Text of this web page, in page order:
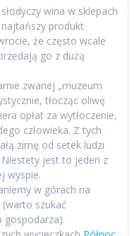
wina w sklepach
produkt
że często wcale
go z dużą
zwanej „muzeum
tłocząc oliwę
opłat za wytłoczenie,
człowieka. Z tych
zimę od setek ludzi
jest to jeden z
wyspie.
w górach na
(warto szukać